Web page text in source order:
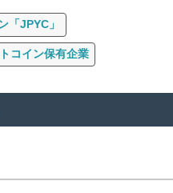
「JPYC」
コイン保有企業